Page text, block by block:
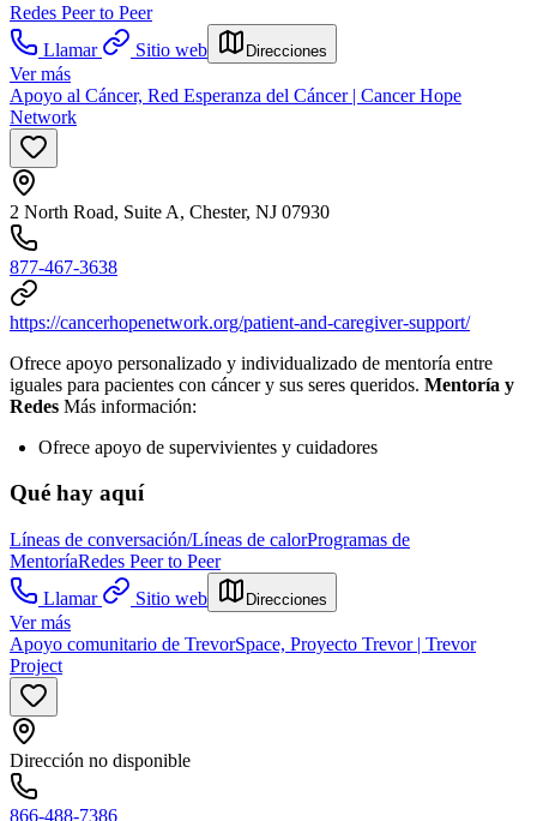
Redes Peer to Peer
Llamar
Sitio web Direcciones
Ver más
Apoyo al Cáncer, Red Esperanza del Cáncer | Cancer Hope
Network
2 North Road, Suite A, Chester, NJ 07930
877-467-3638
https://cancerhopenetwork.org/patient-and-caregiver-support/
Ofrece apoyo personalizado y individualizado de mentoría entre
iguales para pacientes con cáncer y sus seres queridos. Mentoría y
Redes Más información:
Ofrece apoyo de supervivientes y cuidadores
Qué hay aquí
Líneas de conversación/Líneas de calorProgramas de
MentoríaRedes Peer to Peer
Llamar
Sitio web Direcciones
Ver más
Apoyo comunitario de TrevorSpace, Proyecto Trevor | Trevor
Project
Dirección no disponible
866-488-7386